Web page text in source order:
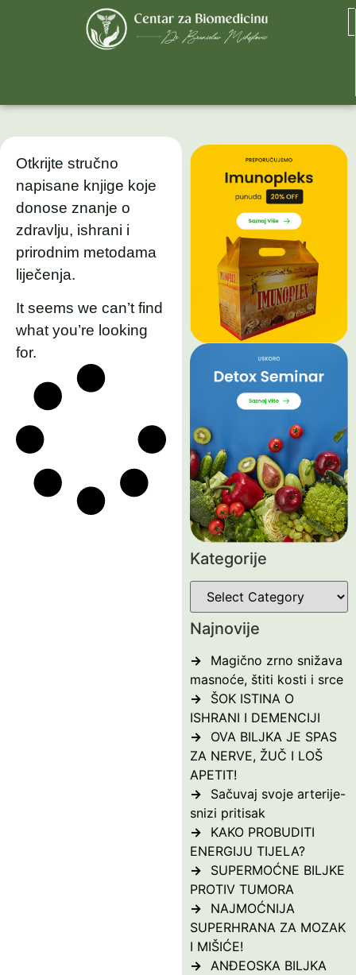
Otkrijte stručno
napisane knjige koje
donose znanje o
zdravlju, ishrani i
prirodnim metodama
liječenja.
It seems we can’t find
what you’re looking
for.
Kategorije
Najnovije
Magično zrno snižava
masnoće, štiti kosti i srce
ŠOK ISTINA O
ISHRANI I DEMENCIJI
OVA BILJKA JE SPAS
ZA NERVE, ŽUČ I LOŠ
APETIT!
Sačuvaj svoje arterije-
snizi pritisak
KAKO PROBUDITI
ENERGIJU TIJELA?
SUPERMOĆNE BILJKE
PROTIV TUMORA
NAJMOĆNIJA
SUPERHRANA ZA MOZAK
I MIŠIĆE!
ANĐEOSKA BILJKA